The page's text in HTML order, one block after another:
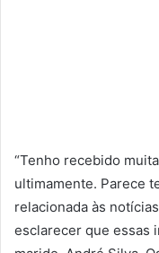
“Tenho recebido
ultimamente. Parece
relacionada às
esclarecer que essas